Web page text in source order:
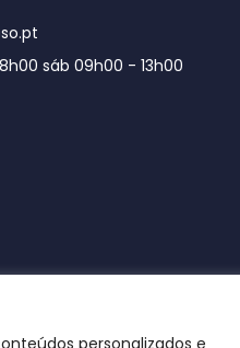
personalizados e
sáb 09h00 - 13h00